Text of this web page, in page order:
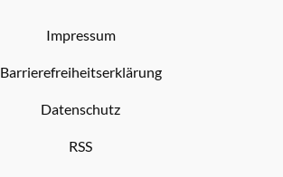
Impressum
Barrierefreiheitserklärung
Datenschutz
RSS